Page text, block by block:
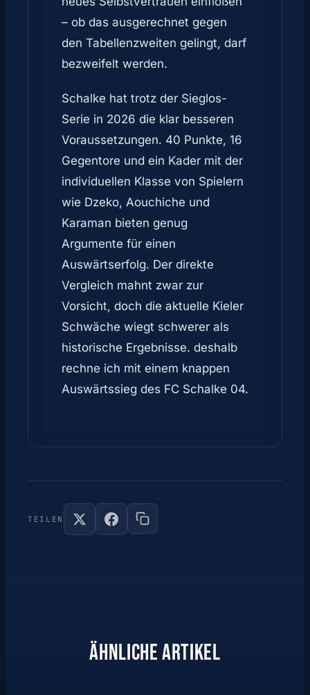
– ob das ausgerechnet gegen
den Tabellenzweiten gelingt, darf
bezweifelt werden.
Schalke hat trotz der Sieglos-
Serie in 2026 die klar besseren
Voraussetzungen. 40 Punkte, 16
Gegentore und ein Kader mit der
individuellen Klasse von Spielern
wie Dzeko, Aouchiche und
Karaman bieten genug
Argumente für einen
Auswärtserfolg. Der direkte
Vergleich mahnt zwar zur
Vorsicht, doch die aktuelle Kieler
Schwäche wiegt schwerer als
historische Ergebnisse. deshalb
rechne ich mit einem knappen
Auswärtssieg des FC Schalke 04.
TEILEN
ÄHNLICHE ARTIKEL